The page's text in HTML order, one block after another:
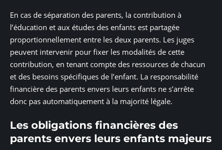
En cas de séparation des parents, la contribution à
l’éducation et aux études des enfants est partagée
proportionnellement entre les deux parents. Les juges
peuvent intervenir pour fixer les modalités de cette
contribution, en tenant compte des ressources de chacun
et des besoins spécifiques de l’enfant. La responsabilité
financière des parents envers leurs enfants ne s’arrête
donc pas automatiquement à la majorité légale.
Les obligations financières des
parents envers leurs enfants majeurs